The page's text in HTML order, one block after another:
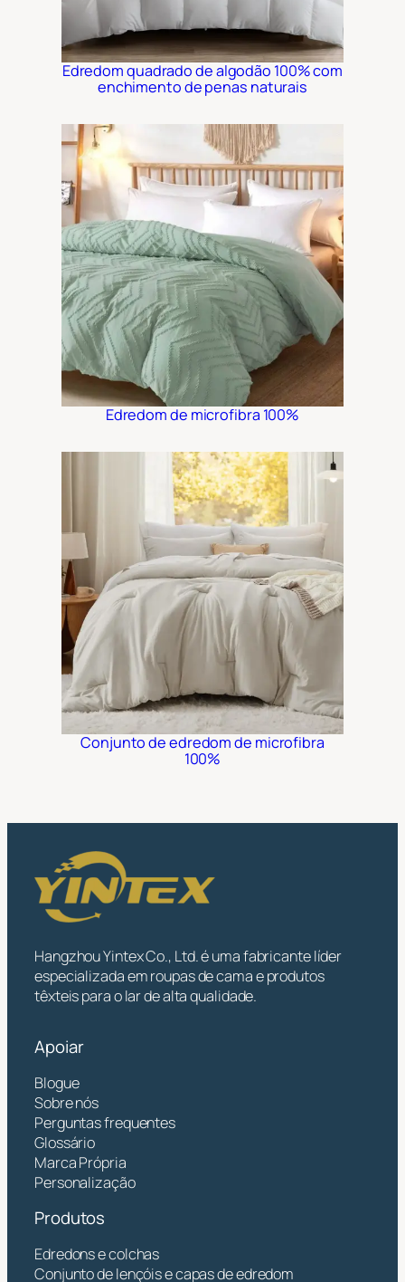
Edredom quadrado de algodão 100% com
enchimento de penas naturais
Edredom de microfibra 100%
Conjunto de edredom de microfibra
100%
Hangzhou Yintex Co., Ltd. é uma fabricante líder
especializada em roupas de cama e produtos
têxteis para o lar de alta qualidade.
Apoiar
Blogue
Sobre nós
Perguntas frequentes
Glossário
Marca Própria
Personalização
Produtos
Edredons e colchas
Conjunto de lençóis e capas de edredom